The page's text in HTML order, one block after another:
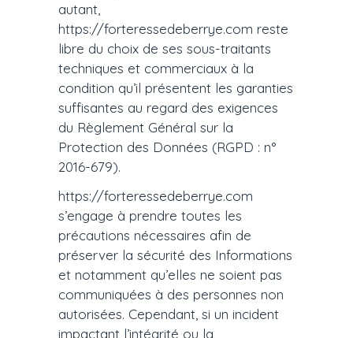
autant,
https://forteressedeberrye.com reste
libre du choix de ses sous-traitants
techniques et commerciaux à la
condition qu’il présentent les garanties
suffisantes au regard des exigences
du Règlement Général sur la
Protection des Données (RGPD : n°
2016-679).
https://forteressedeberrye.com
s’engage à prendre toutes les
précautions nécessaires afin de
préserver la sécurité des Informations
et notamment qu’elles ne soient pas
communiquées à des personnes non
autorisées. Cependant, si un incident
impactant l’intégrité ou la